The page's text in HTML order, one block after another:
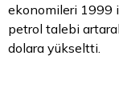
ekonomileri 1999
petrol talebi
dolara yükseltti.